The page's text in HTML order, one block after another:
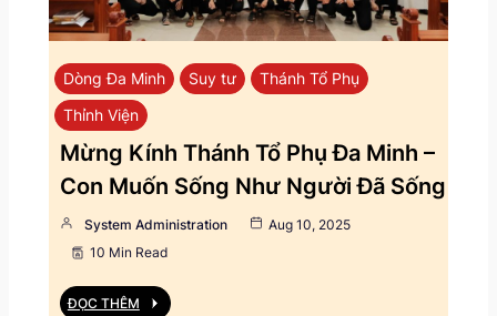
Dòng Đa Minh Suy tư
Thánh Tổ Phụ
Thỉnh Viện
Mừng Kính Thánh Tổ Phụ Đa Minh –
Con Muốn Sống Như Người Đã Sống
System Administration
Aug 10, 2025
10 Min Read
ĐỌC THÊM